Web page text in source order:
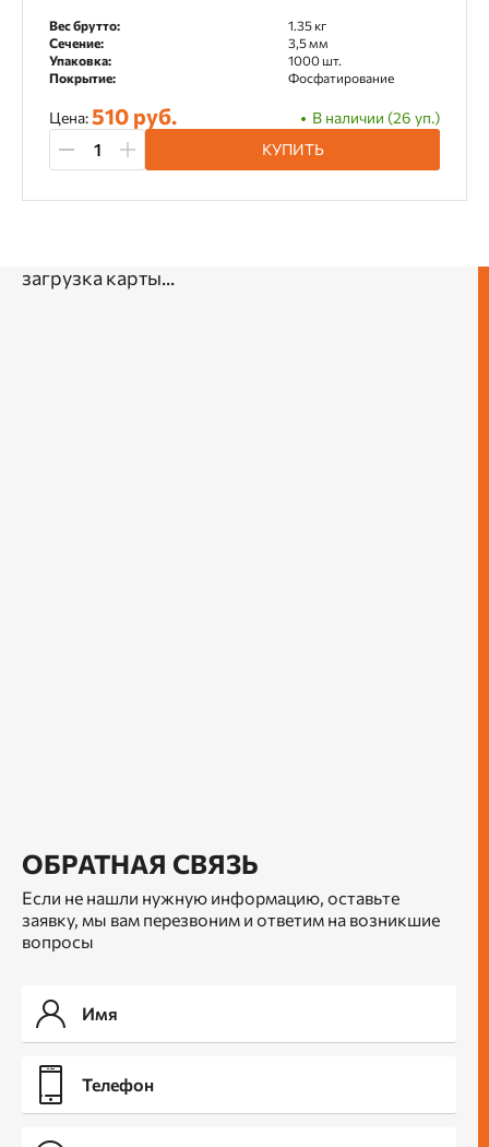
Вес брутто:
1.35 кг
Сечение:
3,5 мм
Упаковка:
1000 шт.
Покрытие:
Фосфатирование
Цена:510 руб.
В наличии (26 уп.)
КУПИТЬ
загрузка карты...
ОБРАТНАЯ СВЯЗЬ
Если не нашли нужную информацию, оставьте
заявку, мы вам перезвоним и ответим на возникшие
вопросы